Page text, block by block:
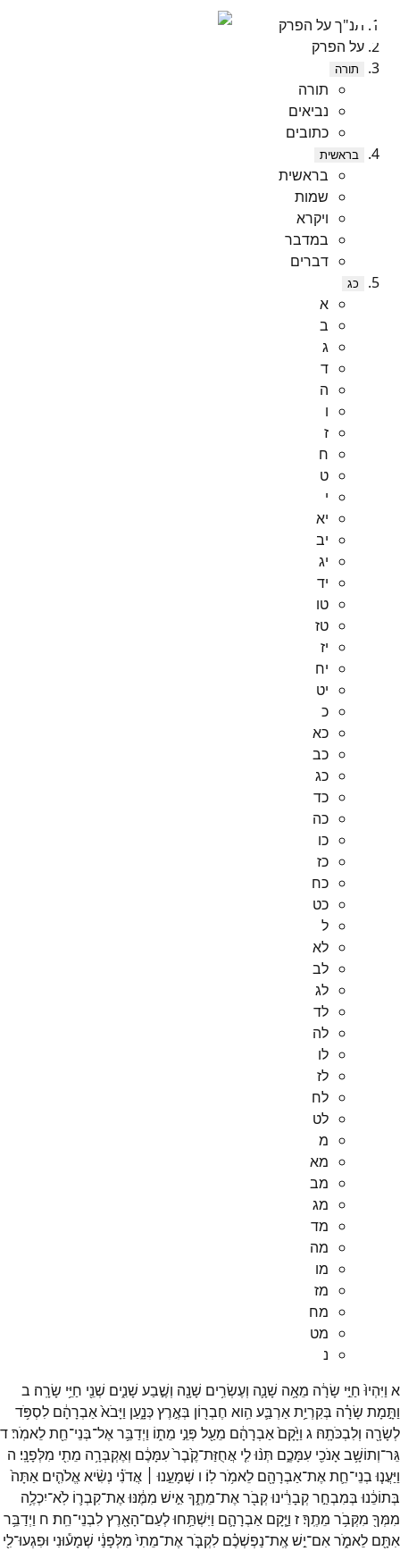
תנ"ך על הפרק
על הפרק
תורה
תורה
נביאים
כתובים
בראשית
בראשית
שמות
ויקרא
במדבר
דברים
כג
א
ב
ג
ד
ה
ו
ז
ח
ט
י
יא
יב
יג
יד
טו
טז
יז
יח
יט
כ
כא
כב
כג
כד
כה
כו
כז
כח
כט
ל
לא
לב
לג
לד
לה
לו
לז
לח
לט
מ
מא
מב
מג
מד
מה
מו
מז
מח
מט
נ
א וַיִּהְיוּ֙ חַיֵּ֣י שָׂרָ֔ה מֵאָ֥ה שָׁנָ֛ה וְעֶשְׂרִ֥ים שָׁנָ֖ה וְשֶׁ֣בַע שָׁנִ֑ים שְׁנֵ֖י חַיֵּ֥י שָׂרָֽה׃ ב
וַתָּ֣מָת שָׂרָ֗ה בְּקִרְיַ֥תאַרְבַּ֛ע הִ֥וא חֶבְר֖וֹן בְּאֶ֣רֶץכְּנָ֑עַן וַיָּבֹא֙אַבְרָהָ֔ם לִסְפֹּ֥ד
לְשָׂרָ֖ה וְלִבְכֹּתָֽהּ׃ ג וַיָּ֙קָם֙אַבְרָהָ֔ם מֵעַ֖ל פְּנֵ֣י מֵת֑וֹ וַיְדַבֵּ֥ראֶל־בְּנֵי־חֵ֖תלֵאמֹֽר׃ד
גֵּר־וְתוֹשָׁ֥באָנֹכִ֖י עִמָּכֶ֑ם תְּנ֨וּלִ֤י אֲחֻזַּת־קֶ֙בֶר֙עִמָּכֶ֔ם וְאֶקְבְּרָ֥ה מֵתִ֖י מִלְּפָנָֽי׃ ה
וַיַּעֲנ֧וּ בְנֵי־חֵ֛תאֶת־אַבְרָהָ֖ם לֵאמֹ֥רלֽוֹ׃ ו שְׁמָעֵ֣נוּ ׀ אֲדֹנִ֗י נְשִׂ֨יאאֱלֹהִ֤ים אַתָּה֙
בְּתוֹכֵ֔נוּ בְּמִבְחַ֣רקְבָרֵ֔ינוּקְבֹ֖ראֶת־מֵתֶ֑ךָאִ֣ישׁ מִמֶּ֔נּוּאֶת־קִבְר֛וֹ לֹֽא־יִכְלֶ֥ה
מִמְּךָ֖ מִקְּבֹ֥ר מֵתֶֽךָ׃ז וַיָּ֧קָם אַבְרָהָ֛ם וַיִּשְׁתַּ֥חוּלְעַם־הָאָ֖רֶץלִבְנֵי־חֵֽת׃ ח וַיְדַבֵּ֥ר
אִתָּ֖ם לֵאמֹ֑ראִם־יֵ֣שׁאֶֽת־נַפְשְׁכֶ֗ם לִקְבֹּ֤ראֶת־מֵתִי֙ מִלְּפָנַ֔י שְׁמָע֕וּנִי וּפִגְעוּ־לִ֖י